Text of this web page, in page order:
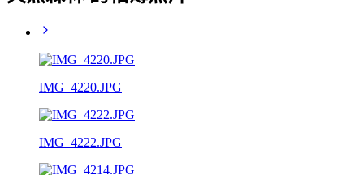
IMG_4220.JPG
IMG_4222.JPG